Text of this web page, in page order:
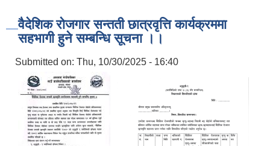
वैदेशिक रोजगार सन्तती छात्रवृत्ति कार्यक्रममा
सहभागी हुने सम्बन्धि सूचना ।।
Submitted on: Thu, 10/30/2025 - 16:40